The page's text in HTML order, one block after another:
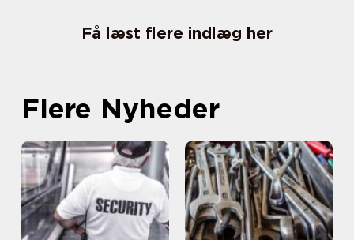
Få læst flere indlæg her
Flere Nyheder